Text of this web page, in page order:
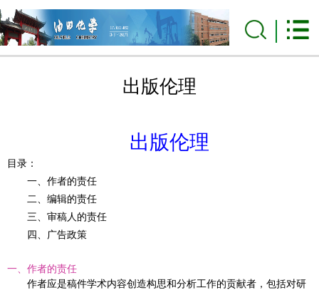
出版伦理
出版伦理
目录：
一、作者的责任
二、编辑的责任
三、审稿人的责任
四、广告政策
一、作者的责任
作者应是稿件学术内容创造构思和分析工作的贡献者，包括对研